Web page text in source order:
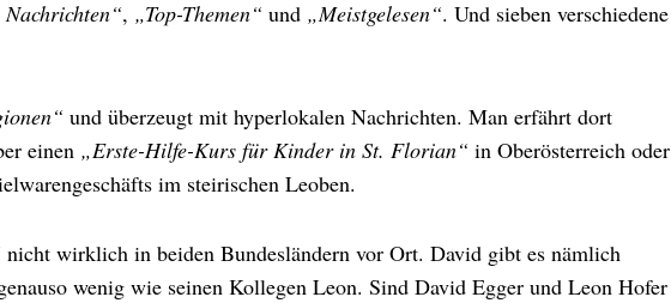
, „Top-Themen“ und „Meistgelesen“. Und sieben verschiedene
und überzeugt mit hyperlokalen Nachrichten. Man erfährt dort
einen „Erste-Hilfe-Kurs für Kinder in St. Florian“ in Oberösterreich oder
im steirischen Leoben.
nicht wirklich in beiden Bundesländern vor Ort. David gibt es nämlich
wenig wie seinen Kollegen Leon. Sind David Egger und Leon Hofer